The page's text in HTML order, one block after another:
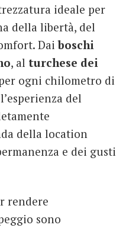
ideale per
della libertà, del
Daiboschi
, al turchese dei
ogni chilometro di
del
della location
e dei gusti
rendere
sono